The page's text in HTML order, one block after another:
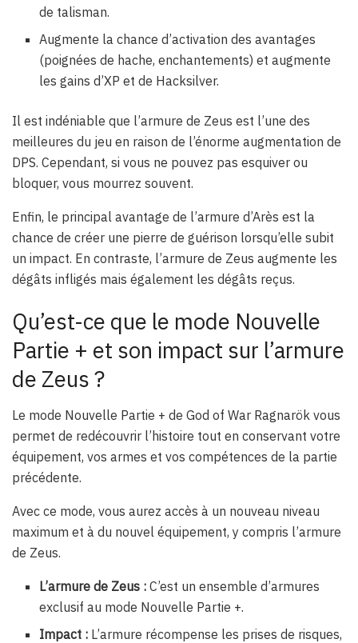
de talisman.
Augmente la chance d’activation des avantages
(poignées de hache, enchantements) et augmente
les gains d’XP et de Hacksilver.
Il est indéniable que l’armure de Zeus est l’une des
meilleures du jeu en raison de l’énorme augmentation de
DPS. Cependant, si vous ne pouvez pas esquiver ou
bloquer, vous mourrez souvent.
Enfin, le principal avantage de l’armure d’Arès est la
chance de créer une pierre de guérison lorsqu’elle subit
un impact. En contraste, l’armure de Zeus augmente les
dégâts infligés mais également les dégâts reçus.
Qu’est-ce que le mode Nouvelle
Partie + et son impact sur l’armure
de Zeus ?
Le mode Nouvelle Partie + de God of War Ragnarök vous
permet de redécouvrir l’histoire tout en conservant votre
équipement, vos armes et vos compétences de la partie
précédente.
Avec ce mode, vous aurez accès à un nouveau niveau
maximum et à du nouvel équipement, y compris l’armure
de Zeus.
L’armure de Zeus : C’est un ensemble d’armures
exclusif au mode Nouvelle Partie +.
Impact : L’armure récompense les prises de risques,